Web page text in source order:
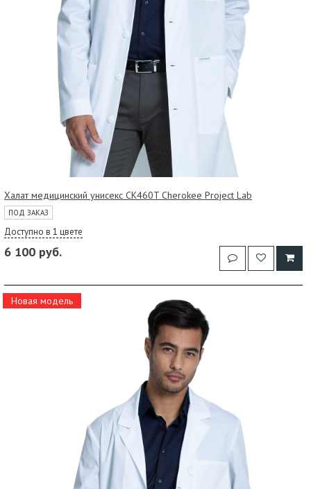
Халат медицинский унисекс CK460T Cherokee Project Lab
ПОД ЗАКАЗ
Доступно в 1 цвете
6 100 руб.
Новая модель